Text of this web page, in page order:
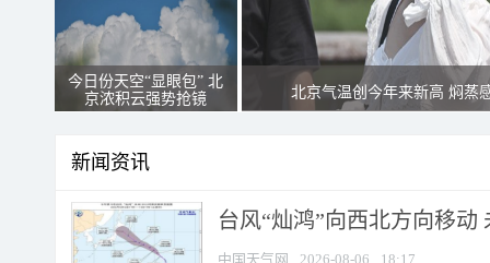
今日份天空“显眼包” 北
京浓积云强势抢镜
北京气温创今年来新高 焖蒸
新闻资讯
台风“灿鸿”向西北方向移动
中国天气网 2026-08-06 18:17